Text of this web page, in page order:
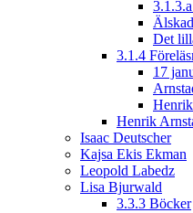
Det
3.1.4
17
Henrik
Isaac Deutscher
Kajsa Ekis Ekman
Leopold Labedz
Lisa Bjurwald
3.3.3 Böcker